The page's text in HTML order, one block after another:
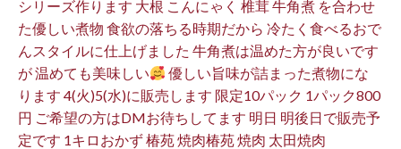
シリーズ作ります 大根 こんにゃく 椎茸 牛角煮 を合わせ
た優しい煮物 食欲の落ちる時期だから 冷たく食べるおで
んスタイルに仕上げました 牛角煮は温めた方が良いです
が 温めても美味しい
優しい旨味が詰まった煮物にな
ります 4(火)5(水)に販売します 限定10パック 1パック800
円 ご希望の方はDMお待ちしてます 明日 明後日で販売予
定です 1キロおかず 椿苑 焼肉椿苑 焼肉 太田焼肉